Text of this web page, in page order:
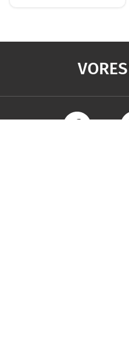
VORES